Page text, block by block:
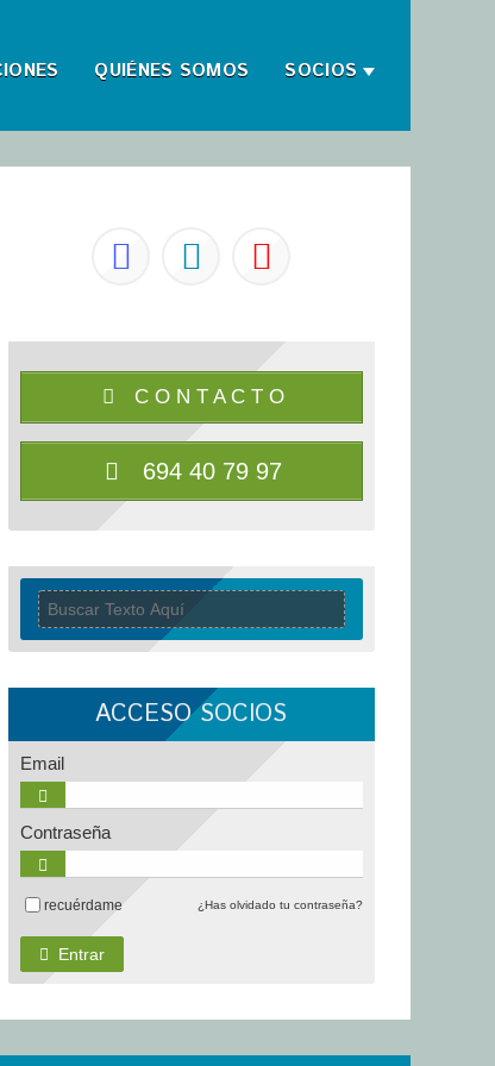
QUIÉNES SOMOS SOCIOS
C O N T A C T O
694 40 79 97
ACCESO SOCIOS
Email
Contraseña
recuérdame ¿Has olvidado tu contraseña?
Entrar